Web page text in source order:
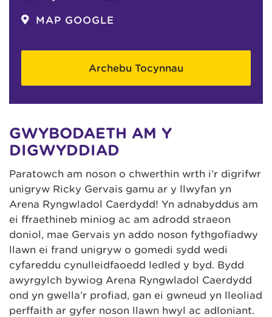
MAP GOOGLE
Archebu Tocynnau
GWYBODAETH AM Y
DIGWYDDIAD
Paratowch am noson o chwerthin wrth i’r digrifwr
unigryw Ricky Gervais gamu ar y llwyfan yn
Arena Ryngwladol Caerdydd! Yn adnabyddus am
ei ffraethineb miniog ac am adrodd straeon
doniol, mae Gervais yn addo noson fythgofiadwy
llawn ei frand unigryw o gomedi sydd wedi
cyfareddu cynulleidfaoedd ledled y byd. Bydd
awyrgylch bywiog Arena Ryngwladol Caerdydd
ond yn gwella’r profiad, gan ei gwneud yn lleoliad
perffaith ar gyfer noson llawn hwyl ac adloniant.